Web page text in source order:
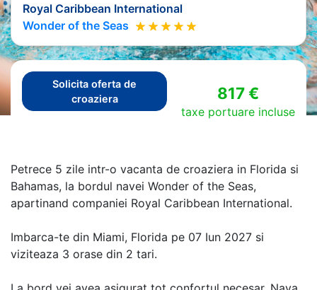
Royal Caribbean International
Wonder of the Seas
Solicita oferta de
croaziera
817 €
taxe portuare incluse
Petrece 5 zile intr-o vacanta de croaziera in Florida si
Bahamas, la bordul navei Wonder of the Seas,
apartinand companiei Royal Caribbean International.
Imbarca-te din Miami, Florida pe 07 Iun 2027 si
viziteaza 3 orase din 2 tari.